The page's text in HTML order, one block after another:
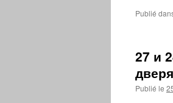
Publié
27 и
Publié le